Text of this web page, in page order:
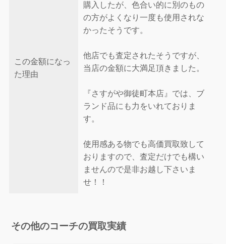
この金額になっ
た理由
購入したが、色合い的に別のもの
の方がよくなり一度も使用されな
かったそうです。
他店でも査定されたそうですが、
当店の金額に大満足頂きました。
『さすがや御徒町本店』では、ブ
ランド品にも力をいれておりま
す。
使用感ある物でも高価買取致して
おりますので、査定だけでも構い
ませんので是非お越し下さいま
せ！！
その他のコーチの買取実績